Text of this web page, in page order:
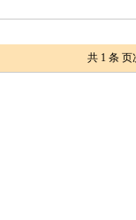
共 1 条 页